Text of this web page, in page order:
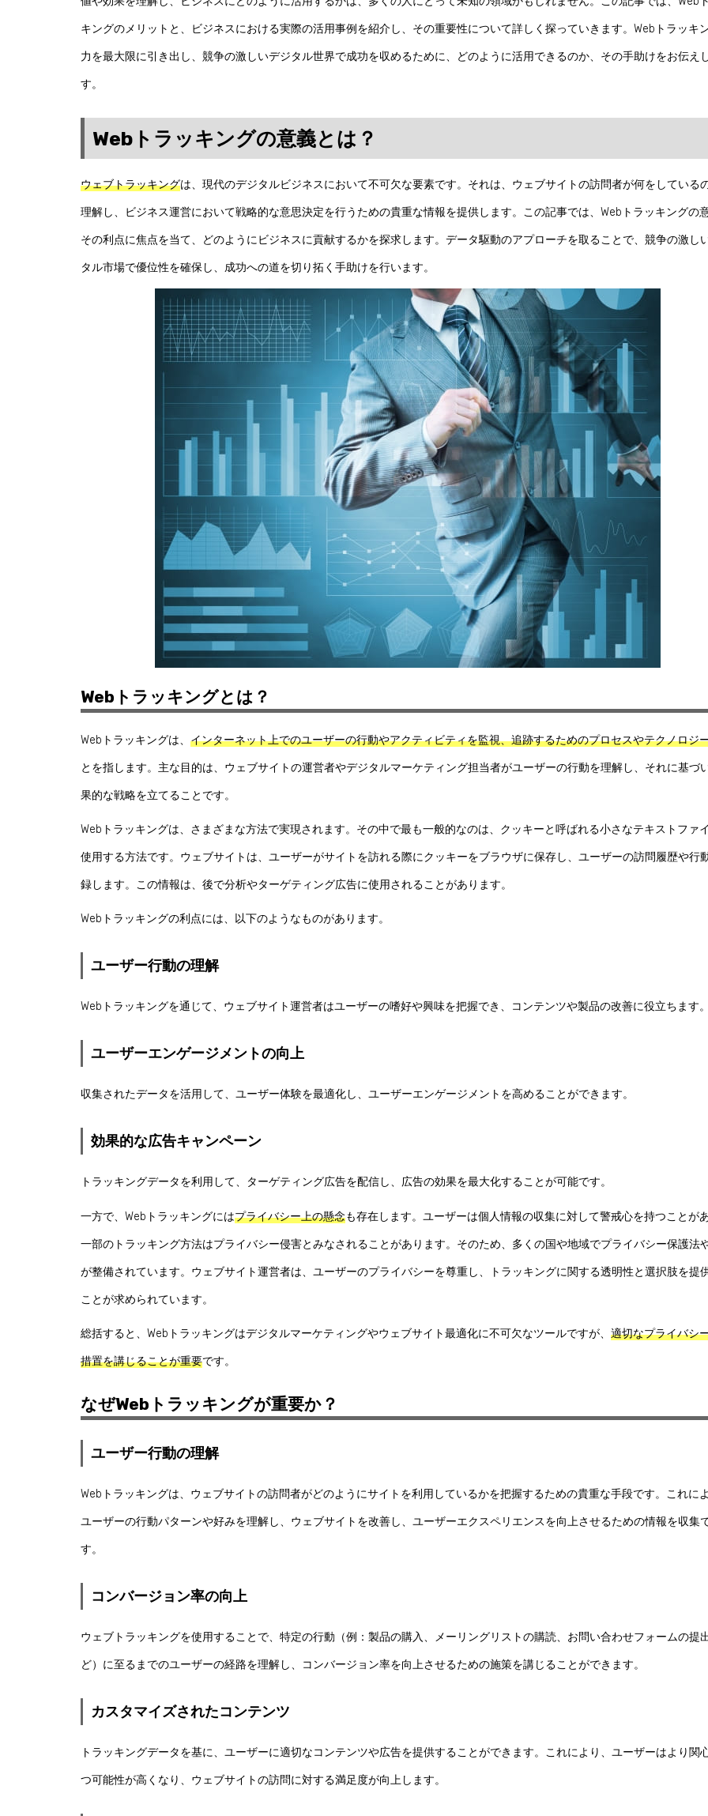
キングのメリットと、ビジネスにおける実際の活用事例を紹介し、その重要性について詳しく探っていきます。Webトラッキ
力を最大限に引き出し、競争の激しいデジタル世界で成功を収めるために、どのように活用できるのか、その手助けをお伝え
す。
Webトラッキングの意義とは？
ウェブトラッキングは、現代のデジタルビジネスにおいて不可欠な要素です。それは、ウェブサイトの訪問者が何をしている
理解し、ビジネス運営において戦略的な意思決定を行うための貴重な情報を提供します。この記事では、Webトラッキングの
その利点に焦点を当て、どのようにビジネスに貢献するかを探求します。データ駆動のアプローチを取ることで、競争の激し
タル市場で優位性を確保し、成功への道を切り拓く手助けを行います。
Webトラッキングとは？
Webトラッキングは、 インターネット上でのユーザーの行動やアクティビティを監視、追跡するためのプロセスやテクノロジ
とを指します。主な目的は、ウェブサイトの運営者やデジタルマーケティング担当者がユーザーの行動を理解し、それに基づ
果的な戦略を立てることです。
Webトラッキングは、さまざまな方法で実現されます。その中で最も一般的なのは、クッキーと呼ばれる小さなテキストファ
使用する方法です。ウェブサイトは、ユーザーがサイトを訪れる際にクッキーをブラウザに保存し、ユーザーの訪問履歴や行
録します。この情報は、後で分析やターゲティング広告に使用されることがあります。
Webトラッキングの利点には、以下のようなものがあります。
ユーザー行動の理解
Webトラッキングを通じて、ウェブサイト運営者はユーザーの嗜好や興味を把握でき、コンテンツや製品の改善に役立ちます
ユーザーエンゲージメントの向上
収集されたデータを活用して、ユーザー体験を最適化し、ユーザーエンゲージメントを高めることができます。
効果的な広告キャンペーン
トラッキングデータを利用して、ターゲティング広告を配信し、広告の効果を最大化することが可能です。
一方で、Webトラッキングにはプライバシー上の懸念も存在します。ユーザーは個人情報の収集に対して警戒心を持つことが
一部のトラッキング方法はプライバシー侵害とみなされることがあります。そのため、多くの国や地域でプライバシー保護法
が整備されています。ウェブサイト運営者は、ユーザーのプライバシーを尊重し、トラッキングに関する透明性と選択肢を提
ことが求められています。
総括すると、Webトラッキングはデジタルマーケティングやウェブサイト最適化に不可欠なツールですが、 適切なプライバシ
措置を講じることが重要です。
なぜWebトラッキングが重要か？
ユーザー行動の理解
Webトラッキングは、ウェブサイトの訪問者がどのようにサイトを利用しているかを把握するための貴重な手段です。これに
ユーザーの行動パターンや好みを理解し、ウェブサイトを改善し、ユーザーエクスペリエンスを向上させるための情報を収集
す。
コンバージョン率の向上
ウェブトラッキングを使用することで、特定の行動（例：製品の購入、メーリングリストの購読、お問い合わせフォームの提
ど）に至るまでのユーザーの経路を理解し、コンバージョン率を向上させるための施策を講じることができます。
カスタマイズされたコンテンツ
トラッキングデータを基に、ユーザーに適切なコンテンツや広告を提供することができます。これにより、ユーザーはより関
つ可能性が高くなり、ウェブサイトの訪問に対する満足度が向上します。